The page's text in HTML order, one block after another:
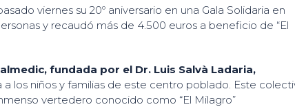
viernes su 20º aniversario en una Gala Solidaria en
y recaudó más de 4.500 euros a beneficio de “El
fundada por el Dr. Luis Salvà Ladaria,
los niños y familias de este centro poblado. Este
vertedero conocido como “El Milagro”